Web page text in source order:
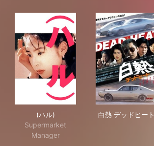
(ハル)
Supermarket
Manager
白熱 デッドヒート